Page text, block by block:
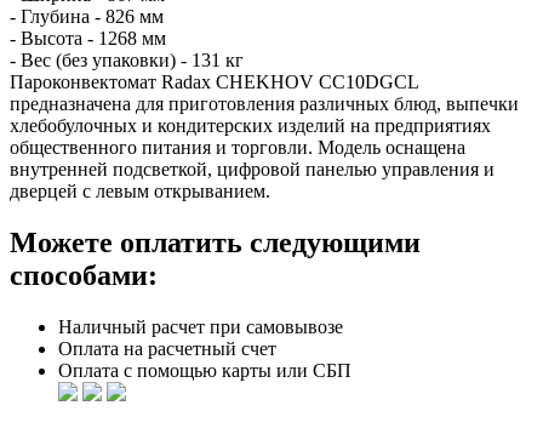
- Глубина - 826 мм
- Высота - 1268 мм
- Вес (без упаковки) - 131 кг
Пароконвектомат Radax CHEKHOV CC10DGCL
предназначена для приготовления различных блюд, выпечки
хлебобулочных и кондитерских изделий на предприятиях
общественного питания и торговли. Модель оснащена
внутренней подсветкой, цифровой панелью управления и
дверцей с левым открыванием.
Можете оплатить следующими
способами:
Наличный расчет при самовывозе
Оплата на расчетный счет
Оплата с помощью карты или СБП